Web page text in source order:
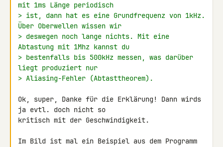
mit 1ms Länge periodisch
> ist, dann hat es eine Grundfrequenz von 1kHz.
Über Oberwellen wissen wir
> deswegen noch lange nichts. Mit eine
Abtastung mit 1Mhz kannst du
> bestenfalls bis 500kHz messen, was darüber
liegt produziert nur
> Aliasing-Fehler (Abtasttheorem).
Ok, super, Danke für die Erklärung! Dann wirds
ja evtl. doch nicht so
kritisch mit der Geschwindigkeit.
Im Bild ist mal ein Beispiel aus dem Programm